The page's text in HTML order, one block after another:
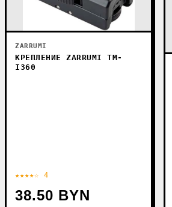
ZARRUMI
КРЕПЛЕНИЕ ZARRUMI TM-
I360
★★★★☆ 4
38.50 BYN